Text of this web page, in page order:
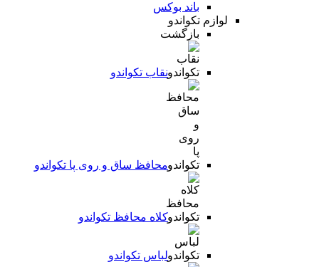
باند بوکس
لوازم تکواندو
بازگشت
نقاب تکواندو
محافظ ساق و روی پا تکواندو
کلاه محافظ تکواندو
لباس تکواندو